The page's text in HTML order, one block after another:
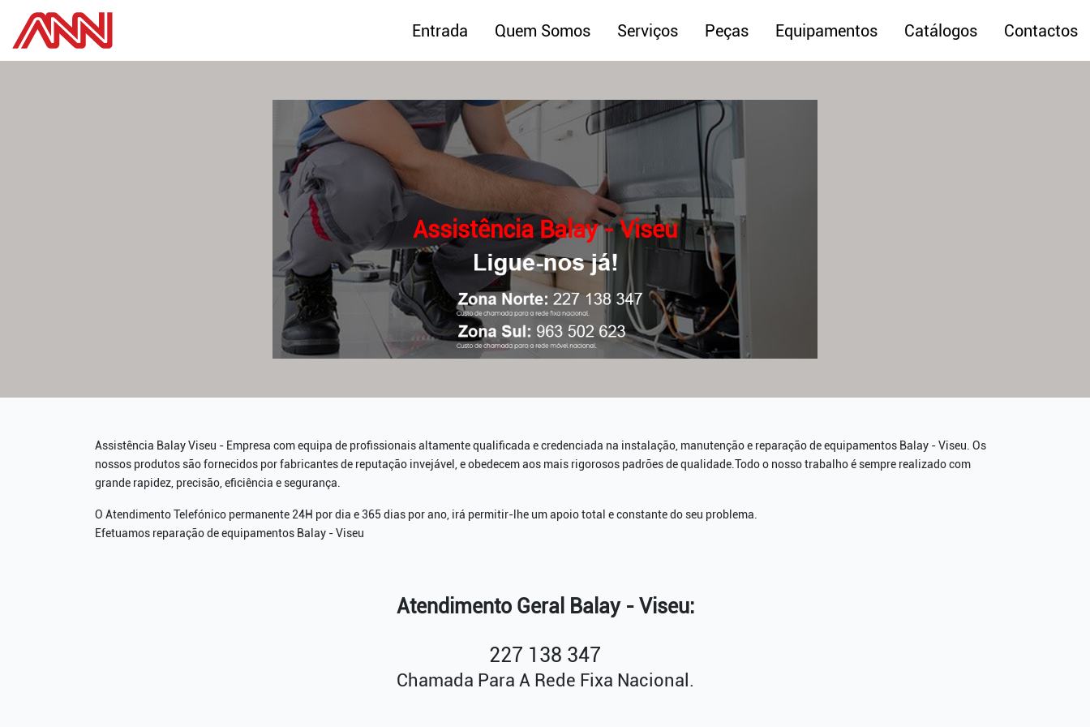
Entrada Quem Somos Serviços Peças Equipamentos Catálogos Contactos
Assistência Balay - Viseu
Assistência Balay Viseu - Empresa com equipa de profissionais altamente qualificada e credenciada na instalação, manutenção e reparação de equipamentos Balay - Viseu. Os
nossos produtos são fornecidos por fabricantes de reputação invejável, e obedecem aos mais rigorosos padrões de qualidade.Todo o nosso trabalho é sempre realizado com
grande rapidez, precisão, eficiência e segurança.
O Atendimento Telefónico permanente 24H por dia e 365 dias por ano, irá permitir-lhe um apoio total e constante do seu problema.
Efetuamos reparação de equipamentos Balay - Viseu
Atendimento Geral Balay - Viseu:
227 138 347
Chamada Para A Rede Fixa Nacional.